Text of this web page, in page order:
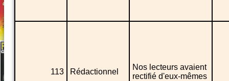
113 Rédactionnel
Nos lecteurs avaient
rectifié d'eux-mêmes